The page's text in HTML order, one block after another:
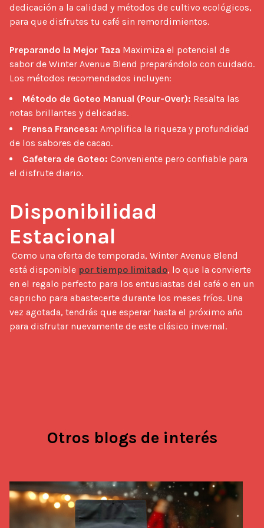
dedicación a la calidad y métodos de cultivo ecológicos,
para que disfrutes tu café sin remordimientos.
Preparando la Mejor Taza Maximiza el potencial de
sabor de Winter Avenue Blend preparándolo con cuidado.
Los métodos recomendados incluyen:
Método de Goteo Manual (Pour-Over): Resalta las
notas brillantes y delicadas.
Prensa Francesa: Amplifica la riqueza y profundidad
de los sabores de cacao.
Cafetera de Goteo: Conveniente pero confiable para
el disfrute diario.
Disponibilidad
Estacional
está disponible por tiempo limitado, lo que la convierte
en el regalo perfecto para los entusiastas del café o en un
capricho para abastecerte durante los meses fríos. Una
vez agotada, tendrás que esperar hasta el próximo año
para disfrutar nuevamente de este clásico invernal.
Otros blogs de interés